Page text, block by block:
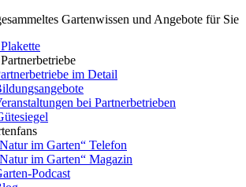
Gartenwissen und Angebote für Sie
im Detail
bei Partnerbetrieben
im Garten“ Telefon
im Garten“ Magazin
Podcast